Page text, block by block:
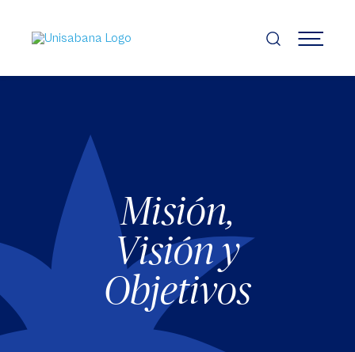
contenido
principal
MENÚ
Misión,
Visión y
Objetivos